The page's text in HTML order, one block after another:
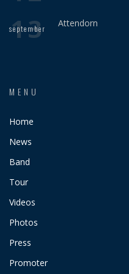
13
september Attendorn
MENU
Home
News
Band
Tour
Videos
Photos
Press
Promoter